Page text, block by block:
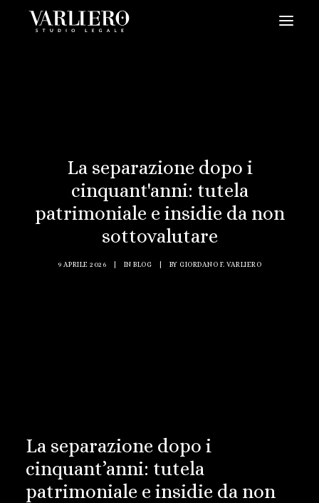
CONTATTI
La separazione dopo i
cinquant'anni: tutela
patrimoniale e insidie da non
sottovalutare
9 APRILE 2026 INBLOG BY GIORDANO F. VARLIERO
La separazione dopo i
cinquant’anni: tutela
patrimoniale e insidie da non